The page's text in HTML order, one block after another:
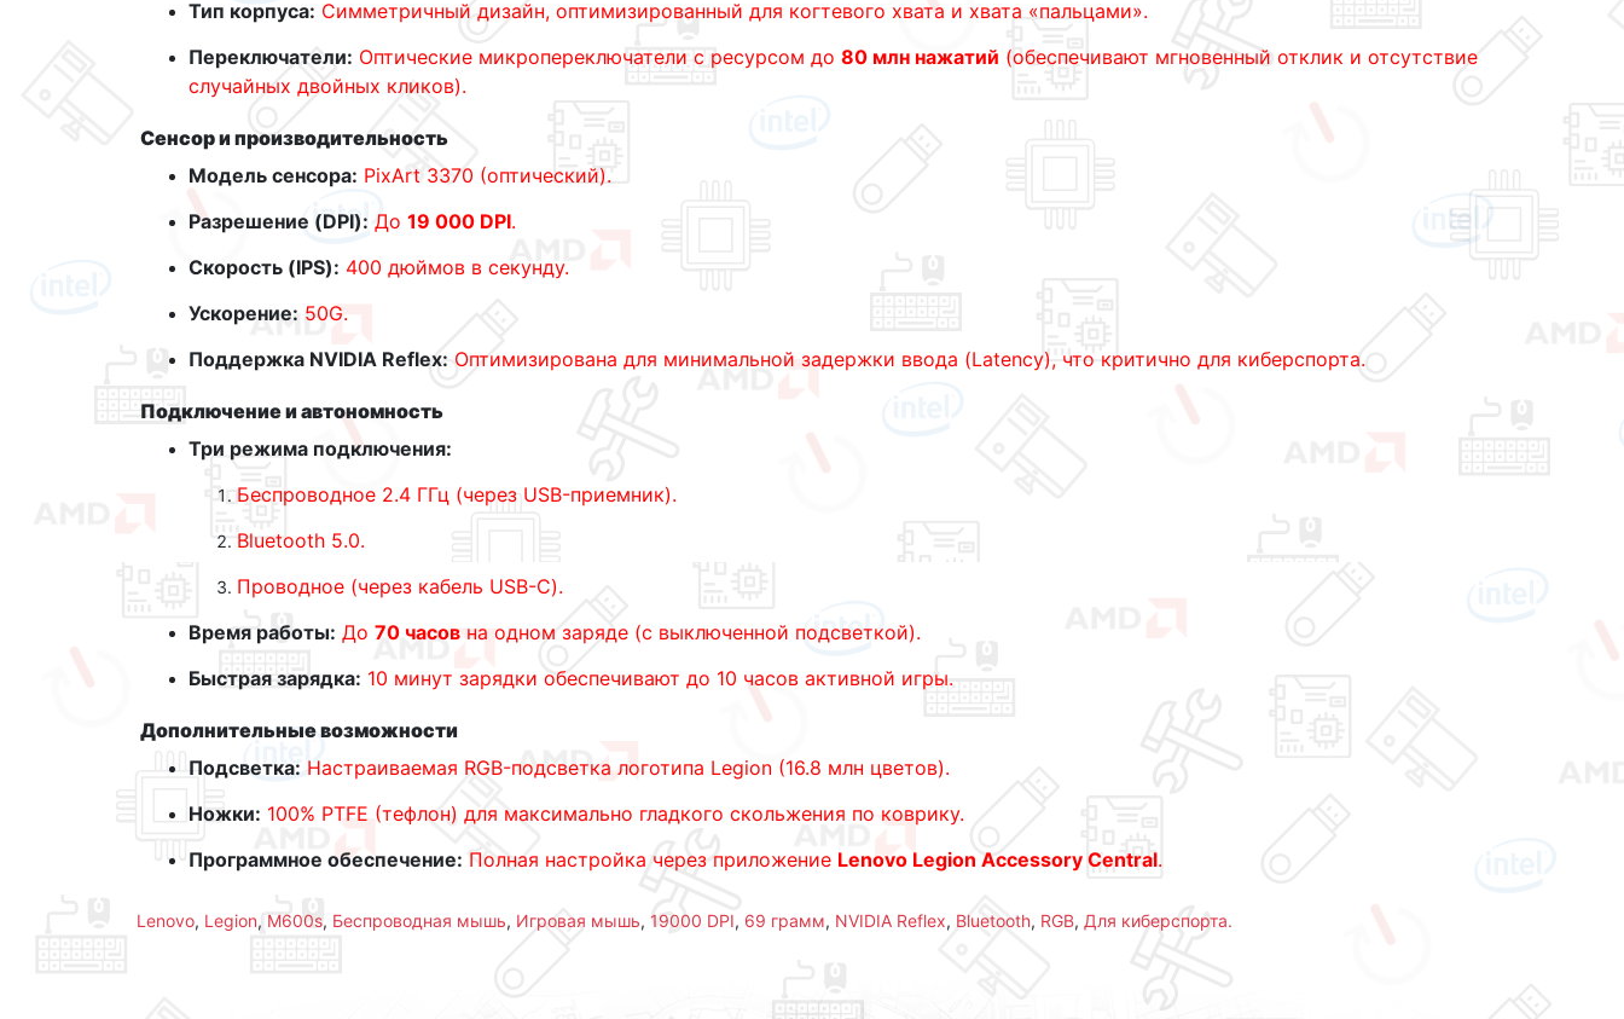
Тип корпуса: Симметричный дизайн, оптимизированный для когтевого хвата и хвата «пальцами».
Переключатели: Оптические микропереключатели с ресурсом до 80 млн нажатий (обеспечивают мгновенный отклик и отсутствие
случайных двойных кликов).
Сенсор и производительность
Модель сенсора: PixArt 3370 (оптический).
Разрешение (DPI): До 19 000 DPI.
Скорость (IPS): 400 дюймов в секунду.
Ускорение: 50G.
Поддержка NVIDIA Reflex: Оптимизирована для минимальной задержки ввода (Latency), что критично для киберспорта.
Подключение и автономность
Три режима подключения:
Беспроводное 2.4 ГГц (через USB-приемник).
Bluetooth 5.0.
Проводное (через кабель USB-C).
Время работы: До 70 часов на одном заряде (с выключенной подсветкой).
Быстрая зарядка: 10 минут зарядки обеспечивают до 10 часов активной игры.
Дополнительные возможности
Подсветка: Настраиваемая RGB-подсветка логотипа Legion (16.8 млн цветов).
Ножки: 100% PTFE (тефлон) для максимально гладкого скольжения по коврику.
Программное обеспечение: Полная настройка через приложение Lenovo Legion Accessory Central.
Lenovo, Legion, M600s, Беспроводная мышь, Игровая мышь, 19000 DPI, 69 грамм, NVIDIA Reflex, Bluetooth, RGB, Для киберспорта.